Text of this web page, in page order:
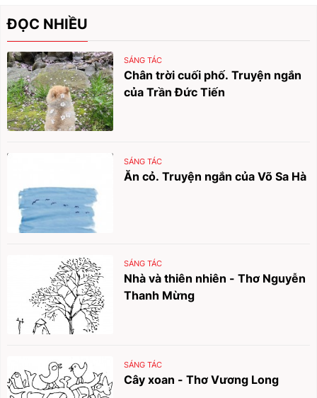
ĐỌC NHIỀU
SÁNG TÁC
Chân trời cuối phố. Truyện ngắn
của Trần Đức Tiến
SÁNG TÁC
Ăn cỏ. Truyện ngắn của Võ Sa Hà
SÁNG TÁC
Nhà và thiên nhiên - Thơ Nguyễn
Thanh Mừng
SÁNG TÁC
Cây xoan - Thơ Vương Long